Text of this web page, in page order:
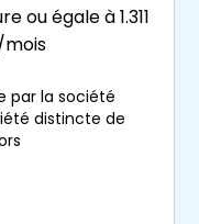
;
de son
modèle et de
le réseau
ou égale à 1.311
par la société
distincte de